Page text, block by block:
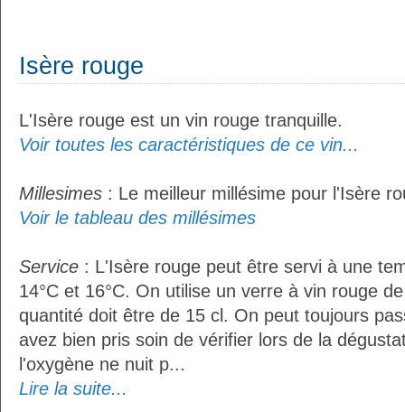
Isère rouge
L'Isère rouge est un vin rouge tranquille.
Voir toutes les caractéristiques de ce vin...
Millesimes : Le meilleur millésime pour l'Isère
Voir le tableau des millésimes
Service : L'Isère rouge peut être servi à une
14°C et 16°C. On utilise un verre à vin rouge
quantité doit être de 15 cl. On peut toujours
avez bien pris soin de vérifier lors de la
l'oxygène ne nuit p...
Lire la suite...